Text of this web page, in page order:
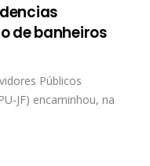
de banheiros
Públicos
JF) encaminhou, na